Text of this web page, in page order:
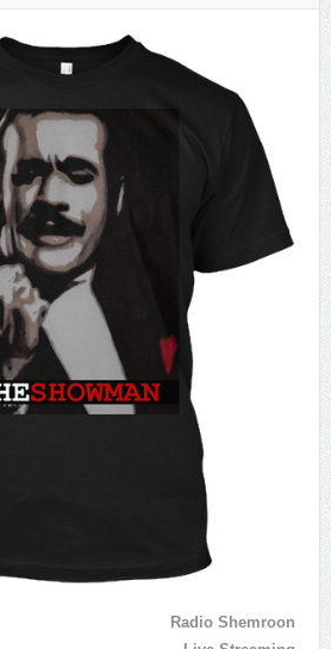
Radio Shemroon